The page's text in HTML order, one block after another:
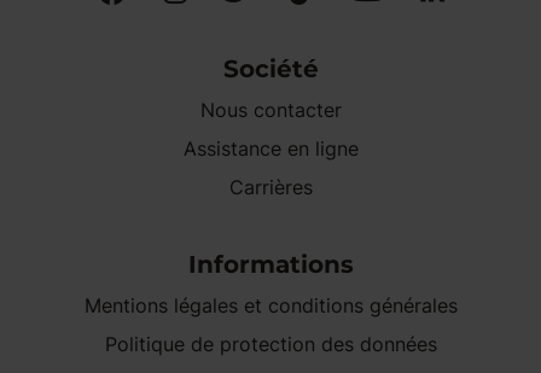
Société
Nous contacter
Assistance en ligne
Carrières
Informations
Mentions légales et conditions générales
Politique de protection des données